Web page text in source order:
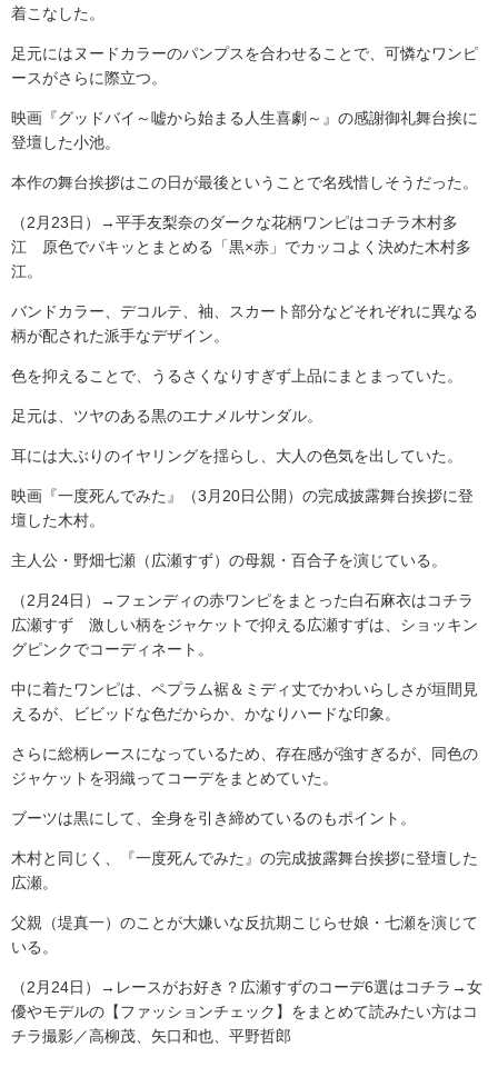
着こなした。
足元にはヌードカラーのパンプスを合わせることで、可憐なワンピ
ースがさらに際立つ。
映画『グッドバイ～嘘から始まる人生喜劇～』の感謝御礼舞台挨に
登壇した小池。
本作の舞台挨拶はこの日が最後ということで名残惜しそうだった。
（2月23日）→平手友梨奈のダークな花柄ワンピはコチラ木村多
江 原色でパキッとまとめる「黒×赤」でカッコよく決めた木村多
江。
バンドカラー、デコルテ、袖、スカート部分などそれぞれに異なる
柄が配された派手なデザイン。
色を抑えることで、うるさくなりすぎず上品にまとまっていた。
足元は、ツヤのある黒のエナメルサンダル。
耳には大ぶりのイヤリングを揺らし、大人の色気を出していた。
映画『一度死んでみた』（3月20日公開）の完成披露舞台挨拶に登
壇した木村。
主人公・野畑七瀬（広瀬すず）の母親・百合子を演じている。
（2月24日）→フェンディの赤ワンピをまとった白石麻衣はコチラ
広瀬すず 激しい柄をジャケットで抑える広瀬すずは、ショッキン
グピンクでコーディネート。
中に着たワンピは、ペプラム裾＆ミディ丈でかわいらしさが垣間見
えるが、ビビッドな色だからか、かなりハードな印象。
さらに総柄レースになっているため、存在感が強すぎるが、同色の
ジャケットを羽織ってコーデをまとめていた。
ブーツは黒にして、全身を引き締めているのもポイント。
木村と同じく、『一度死んでみた』の完成披露舞台挨拶に登壇した
広瀬。
父親（堤真一）のことが大嫌いな反抗期こじらせ娘・七瀬を演じて
いる。
（2月24日）→レースがお好き？広瀬すずのコーデ6選はコチラ→女
優やモデルの【ファッションチェック】をまとめて読みたい方はコ
チラ撮影／高柳茂、矢口和也、平野哲郎